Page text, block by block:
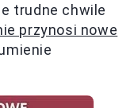
trudne chwile
przynosi nowe